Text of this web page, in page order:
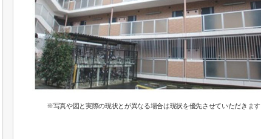
※写真や図と実際の現状とが異なる場合は現状を優先させていただきます